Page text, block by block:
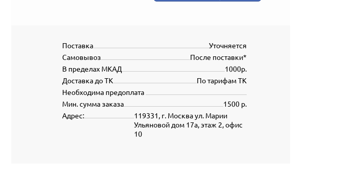
Уточняется
Поставка
После поставки*
Самовывоз
1000р.
В пределах МКАД
По тарифам ТК
Доставка до ТК
Необходима предоплата
1500 р.
Мин. сумма заказа
119331, г. Москва ул. Марии
Ульяновой дом 17а, этаж 2, офис
10
Адрес: